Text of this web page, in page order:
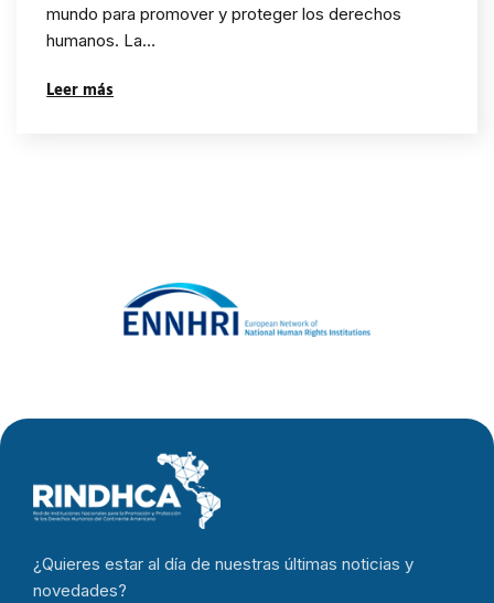
mundo para promover y proteger los derechos
humanos. La…
Leer más
¿Quieres estar al día de nuestras últimas noticias y
novedades?